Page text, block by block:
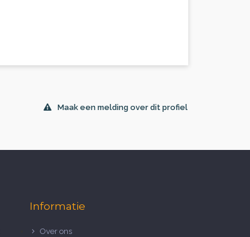
Maak een melding over dit profiel
Informatie
Over ons